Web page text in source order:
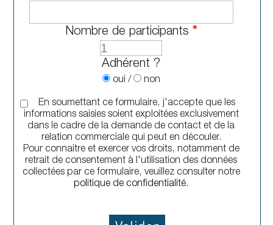
Nombre de participants *
Adhérent ?
oui / non
En soumettant ce formulaire, j'accepte que les
informations saisies soient exploitées exclusivement
dans le cadre de la demande de contact et de la
relation commerciale qui peut en découler.
Pour connaitre et exercer vos droits, notamment de
retrait de consentement à l'utilisation des données
collectées par ce formulaire, veuillez consulter notre
politique de confidentialité.